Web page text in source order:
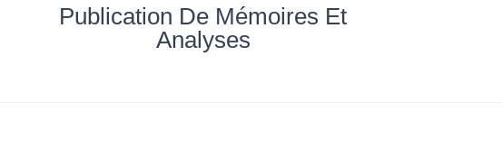
Publication De Mémoires Et
Analyses